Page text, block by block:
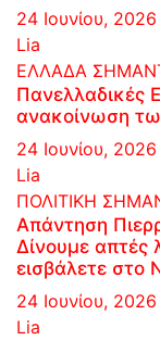
24 Ιουνίου,
Lia
ΕΛΛΑΔΑ
Πανελλαδικές
ανακοίνωση
24 Ιουνίου,
Lia
ΠΟΛΙΤΙΚΗ
Απάντηση
Δίνουμε απτές
εισβάλετε στο
24 Ιουνίου,
Lia